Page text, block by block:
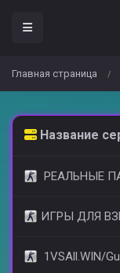
Главная страница /
Название
РЕАЛЬНЫЕ ПАЦАНЫ-
​ИГРЫ ДЛЯ
1VSAll.WIN/